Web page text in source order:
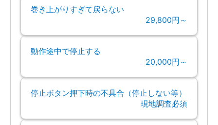
巻き上がりすぎて戻らない
29,800円～
動作途中で停止する
20,000円～
停止ボタン押下時の不具合（停止しない等）
現地調査必須